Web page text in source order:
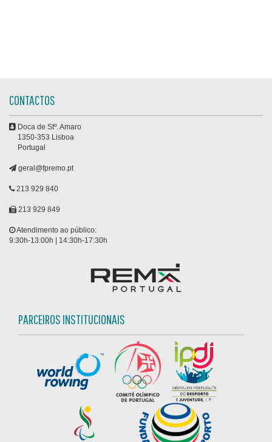
CONTACTOS
Doca de Stº. Amaro
1350-353 Lisboa
Portugal
geral@fpremo.pt
213 929 840
213 929 849
Atendimento ao público:
9:30h-13:00h | 14:30h-17:30h
PARCEIROS INSTITUCIONAIS